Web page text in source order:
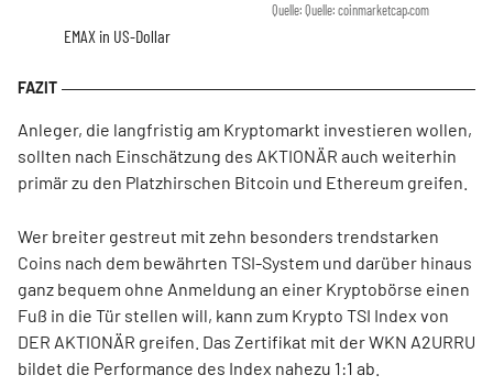
Quelle: Quelle: coinmarketcap.com
EMAX in US-Dollar
Anleger, die langfristig am Kryptomarkt investieren wollen,
sollten nach Einschätzung des AKTIONÄR auch weiterhin
primär zu den Platzhirschen Bitcoin und Ethereum greifen.
Wer breiter gestreut mit zehn besonders trendstarken
Coins nach dem bewährten TSI-System und darüber hinaus
ganz bequem ohne Anmeldung an einer Kryptobörse einen
Fuß in die Tür stellen will, kann zum Krypto TSI Index von
DER AKTIONÄR greifen. Das Zertifikat mit der WKN A2URRU
bildet die Performance des Index nahezu 1:1 ab.